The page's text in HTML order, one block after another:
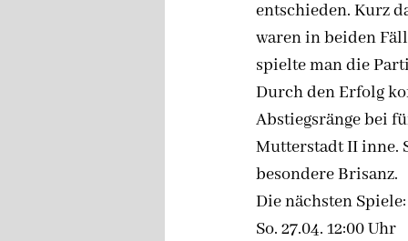
entschieden. Kurz
waren in beiden
spielte man die
Durch den Erfolg
Abstiegsränge bei
Mutterstadt II inne.
besondere Brisanz.
Die nächsten Spiele:
So. 27.04. 12:00 Uhr